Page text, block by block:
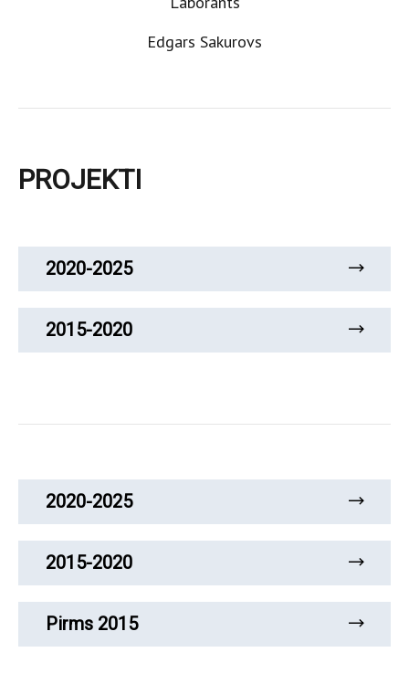
Edgars Sakurovs
PROJEKTI
2020-2025
2015-2020
2020-2025
2015-2020
Pirms 2015